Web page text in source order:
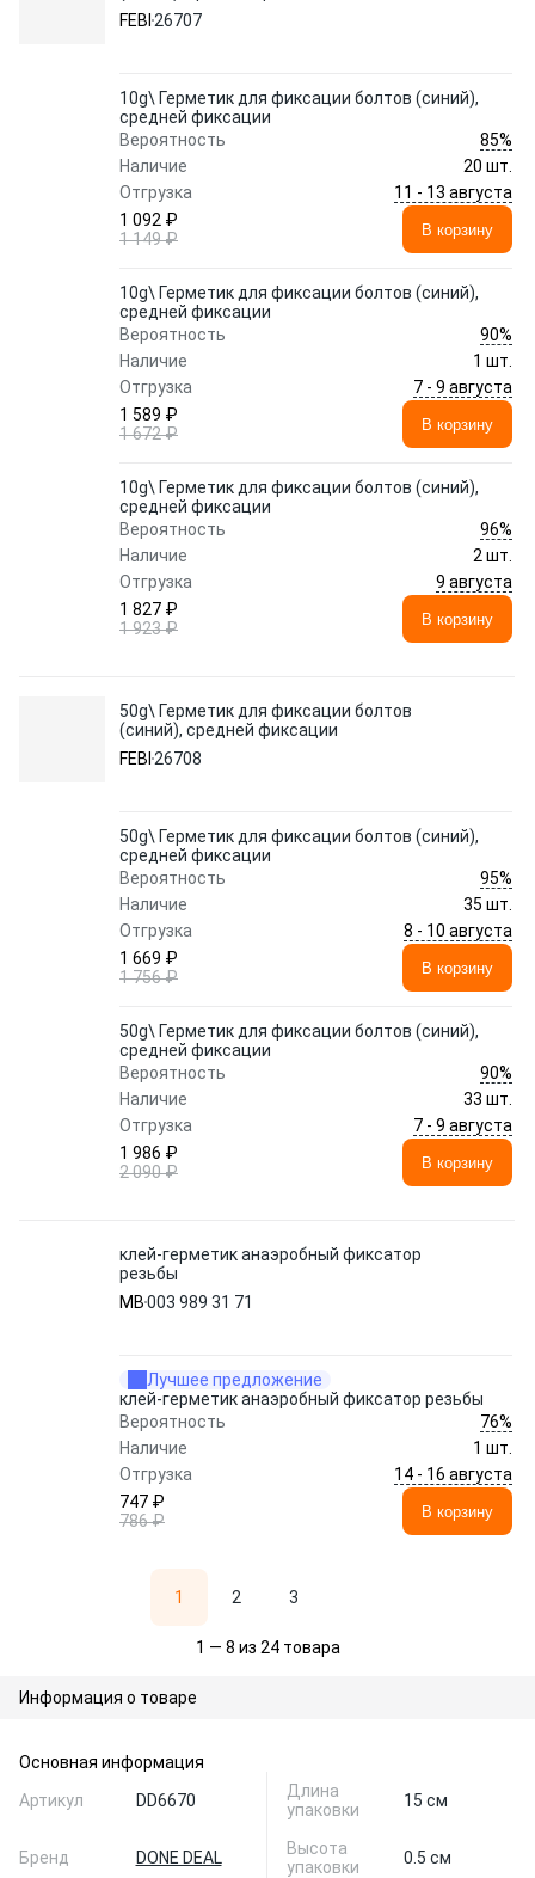
FEBI 26707
10g\ Герметик для фиксации болтов (синий),
средней фиксации
Вероятность
85%
Наличие
20 шт.
Отгрузка
11 - 13 августа
1 092 ₽
1 149 ₽
В корзину
10g\ Герметик для фиксации болтов (синий),
средней фиксации
Вероятность
90%
Наличие
1 шт.
Отгрузка
7 - 9 августа
1 589 ₽
1 672 ₽
В корзину
10g\ Герметик для фиксации болтов (синий),
средней фиксации
Вероятность
96%
Наличие
2 шт.
Отгрузка
9 августа
1 827 ₽
1 923 ₽
В корзину
50g\ Герметик для фиксации болтов
(синий), средней фиксации
FEBI 26708
50g\ Герметик для фиксации болтов (синий),
средней фиксации
Вероятность
95%
Наличие
35 шт.
Отгрузка
8 - 10 августа
1 669 ₽
1 756 ₽
В корзину
50g\ Герметик для фиксации болтов (синий),
средней фиксации
Вероятность
90%
Наличие
33 шт.
Отгрузка
7 - 9 августа
1 986 ₽
2 090 ₽
В корзину
клей-герметик анаэробный фиксатор
резьбы
MB003 989 31 71
Лучшее предложение
клей-герметик анаэробный фиксатор резьбы
Вероятность
76%
Наличие
1 шт.
Отгрузка
14 - 16 августа
747 ₽
786 ₽
В корзину
1 2 3
1 — 8 из 24 товара
Информация о товаре
Основная информация
Артикул
DD6670
Бренд DONE DEAL
Длина
упаковки
15 см
Высота
упаковки
0.5 см